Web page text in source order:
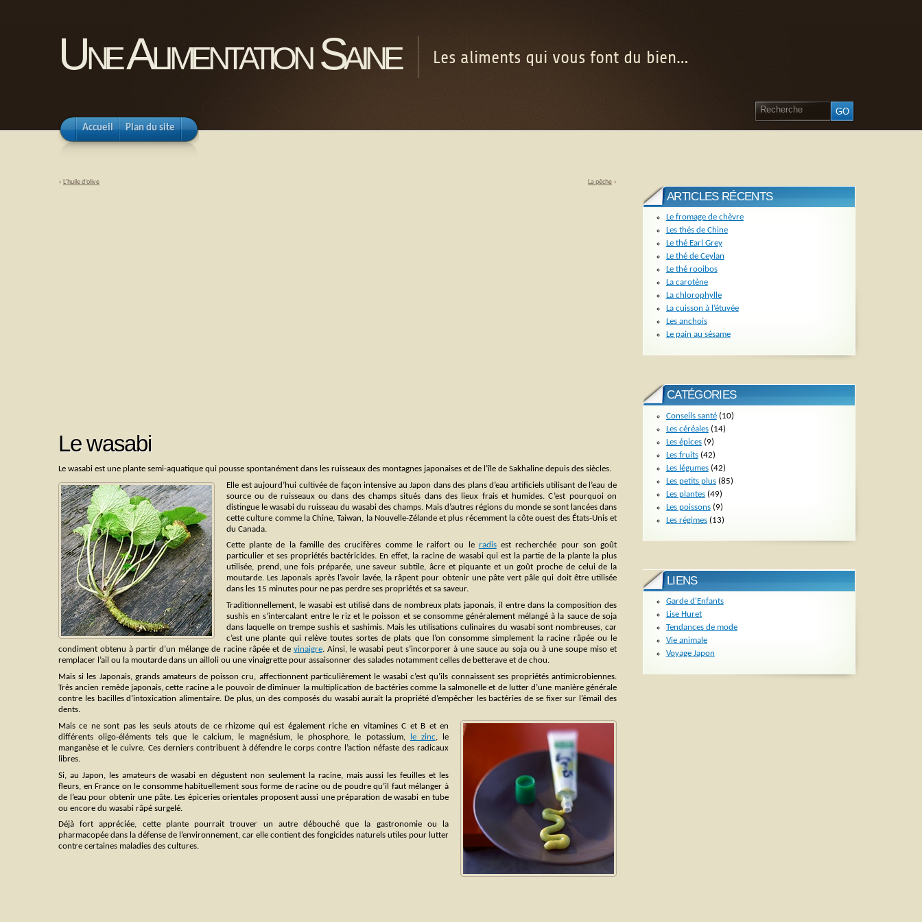
Une Alimentation Saine Les aliments qui vous font du bien…
Accueil Plan du site
« L’huile d’olive La pêche »
Le wasabi
Le wasabi est une plante semi-aquatique qui pousse spontanément dans les ruisseaux des montagnes japonaises et de l’île de Sakhaline depuis des siècles.
Elle est aujourd’hui cultivée de façon intensive au Japon dans des plans d’eau artificiels utilisant de l’eau de
source ou de ruisseaux ou dans des champs situés dans des lieux frais et humides. C’est pourquoi on
distingue le wasabi du ruisseau du wasabi des champs. Mais d’autres régions du monde se sont lancées dans
cette culture comme la Chine, Taiwan, la Nouvelle-Zélande et plus récemment la côte ouest des États-Unis et
du Canada.
Cette plante de la famille des crucifères comme le raifort ou le radisest recherchée pour son goût
particulier et ses propriétés bactéricides. En effet, la racine de wasabi qui est la partie de la plante la plus
utilisée, prend, une fois préparée, une saveur subtile, âcre et piquante et un goût proche de celui de la
moutarde. Les Japonais après l’avoir lavée, la râpent pour obtenir une pâte vert pâle qui doit être utilisée
dans les 15 minutes pour ne pas perdre ses propriétés et sa saveur.
Traditionnellement, le wasabi est utilisé dans de nombreux plats japonais, il entre dans la composition des
sushis en s’intercalant entre le riz et le poisson et se consomme généralement mélangé à la sauce de soja
dans laquelle on trempe sushis et sashimis. Mais les utilisations culinaires du wasabi sont nombreuses, car
c’est une plante qui relève toutes sortes de plats que l’on consomme simplement la racine râpée ou le
condiment obtenu à partir d’un mélange de racine râpée et de vinaigre. Ainsi, le wasabi peut s’incorporer à une sauce au soja ou à une soupe miso et
remplacer l’ail ou la moutarde dans un ailloli ou une vinaigrette pour assaisonner des salades notamment celles de betterave et de chou.
Mais si les Japonais, grands amateurs de poisson cru, affectionnent particulièrement le wasabi c’est qu’ils connaissent ses propriétés antimicrobiennes.
Très ancien remède japonais, cette racine a le pouvoir de diminuer la multiplication de bactéries comme la salmonelle et de lutter d’une manière générale
contre les bacilles d’intoxication alimentaire. De plus, un des composés du wasabi aurait la propriété d’empêcher les bactéries de se fixer sur l’émail des
dents.
Mais ce ne sont pas les seuls atouts de ce rhizome qui est également riche en vitamines C et B et en
différents oligo-éléments tels que le calcium, le magnésium, le phosphore, le potassium,
le zinc, le
manganèse et le cuivre. Ces derniers contribuent à défendre le corps contre l’action néfaste des radicaux
libres.
Si, au Japon, les amateurs de wasabi en dégustent non seulement la racine, mais aussi les feuilles et les
fleurs, en France on le consomme habituellement sous forme de racine ou de poudre qu’il faut mélanger à
de l’eau pour obtenir une pâte. Les épiceries orientales proposent aussi une préparation de wasabi en tube
ou encore du wasabi râpé surgelé.
Déjà fort appréciée, cette plante pourrait trouver un autre débouché que la gastronomie ou la
pharmacopée dans la défense de l’environnement, car elle contient des fongicides naturels utiles pour lutter
contre certaines maladies des cultures.
ARTICLES RÉCENTS
Le fromage de chèvre
Les thés de Chine
Le thé Earl Grey
Le thé de Ceylan
Le thé rooibos
La carotène
La chlorophylle
La cuisson à l’étuvée
Les anchois
Le pain au sésame
CATÉGORIES
Conseils santé(10)
Les céréales(14)
Les épices(9)
Les fruits(42)
Les légumes(42)
Les petits plus(85)
Les plantes(49)
Les poissons(9)
Les régimes(13)
LIENS
Garde d'Enfants
Lise Huret
Tendances de mode
Vie animale
Voyage Japon